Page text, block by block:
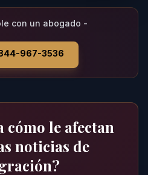
con un abogado -
967-3536
cómo le afectan
noticias de